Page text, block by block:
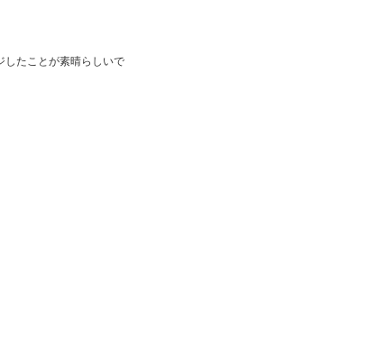
したことが素晴らしいで